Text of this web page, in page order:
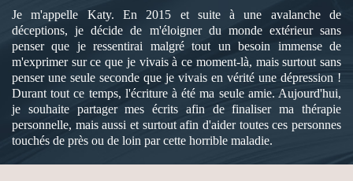
Je m'appelle Katy. En 2015 et suite à une avalanche de
déceptions, je décide de m'éloigner du monde extérieur sans
penser que je ressentirai malgré tout un besoin immense de
m'exprimer sur ce que je vivais à ce moment-là, mais surtout sans
penser une seule seconde que je vivais en vérité une dépression !
Durant tout ce temps, l'écriture à été ma seule amie. Aujourd'hui,
je souhaite partager mes écrits afin de finaliser ma thérapie
personnelle, mais aussi et surtout afin d'aider toutes ces personnes
touchés de près ou de loin par cette horrible maladie.